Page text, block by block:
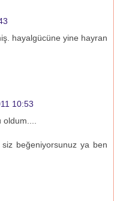
hayalgücüne yine hayran
10:53
beğeniyorsunuz ya ben